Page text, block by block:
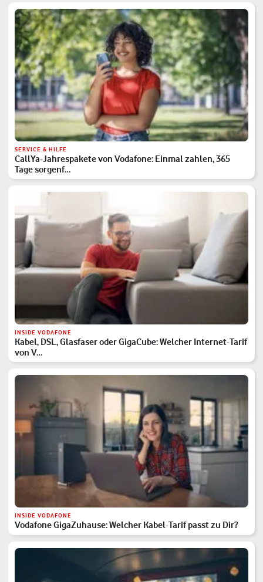
SERVICE & HILFE
CallYa-Jahrespakete von Vodafone: Einmal zahlen, 365
Tage sorgenf…
INSIDE VODAFONE
Kabel, DSL, Glasfaser oder GigaCube: Welcher Internet-Tarif
von V…
INSIDE VODAFONE
Vodafone GigaZuhause: Welcher Kabel-Tarif passt zu Dir?